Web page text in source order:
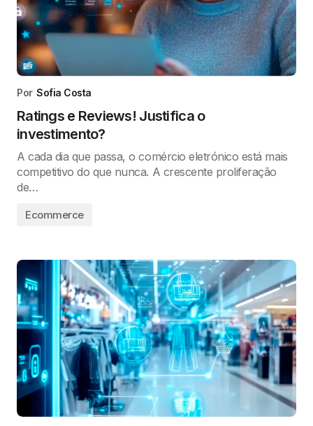
Por Sofia Costa
Ratings e Reviews! Justifica o
investimento?
A cada dia que passa, o comércio eletrónico está mais
competitivo do que nunca. A crescente proliferação
de…
Ecommerce